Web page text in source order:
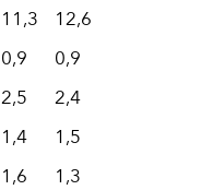
11,3
12,6
0,9
0,9
2,5
2,4
1,4
1,5
1,6
1,3